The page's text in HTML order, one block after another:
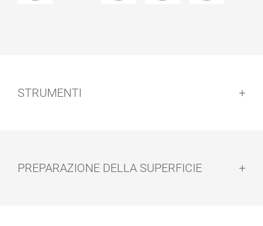
STRUMENTI
PREPARAZIONE DELLA SUPERFICIE